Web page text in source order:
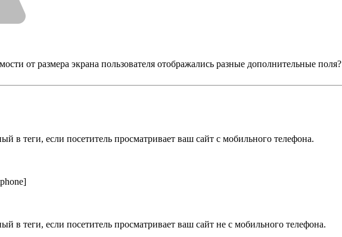
от размера экрана пользователя отображались разные дополнительные поля?
в теги, если посетитель просматривает ваш сайт с мобильного телефона.
в теги, если посетитель просматривает ваш сайт не с мобильного телефона.